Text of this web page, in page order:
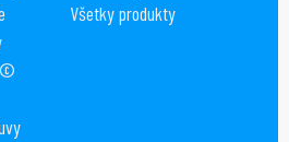
©
Všetky produkty